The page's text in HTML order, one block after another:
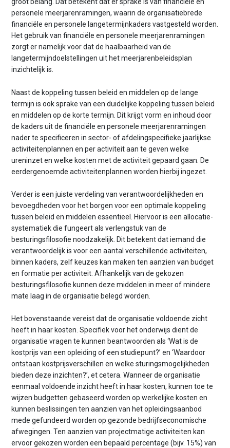
groot belang. Dat betekent dat er sprake is van financiële en
personele meerjarenramingen, waarin de organisatiebrede
financiële en personele langetermijnkaders vastgesteld worden.
Het gebruik van financiële en personele meerjarenramingen
zorgt er namelijk voor dat de haalbaarheid van de
langetermijndoelstellingen uit het meerjarenbeleidsplan
inzichtelijk is.
Naast de koppeling tussen beleid en middelen op de lange
termijn is ook sprake van een duidelijke koppeling tussen beleid
en middelen op de korte termijn. Dit krijgt vorm en inhoud door
de kaders uit de financiële en personele meerjarenramingen
nader te specificeren in sector- of afdelingspecifieke jaarlijkse
activiteitenplannen en per activiteit aan te geven welke
ureninzet en welke kosten met de activiteit gepaard gaan. De
eerdergenoemde activiteitenplannen worden hierbij ingezet.
Verder is een juiste verdeling van verantwoordelijkheden en
bevoegdheden voor het borgen voor een optimale koppeling
tussen beleid en middelen essentieel. Hiervoor is een allocatie-
systematiek die fungeert als verlengstuk van de
besturingsfilosofie noodzakelijk. Dit betekent dat iemand die
verantwoordelijk is voor een aantal verschillende activiteiten,
binnen kaders, zelf keuzes kan maken ten aanzien van budget
en formatie per activiteit. Afhankelijk van de gekozen
besturingsfilosofie kunnen deze middelen in meer of mindere
mate laag in de organisatie belegd worden.
Het bovenstaande vereist dat de organisatie voldoende zicht
heeft in haar kosten. Specifiek voor het onderwijs dient de
organisatie vragen te kunnen beantwoorden als ‘Wat is de
kostprijs van een opleiding of een studiepunt?’ en ‘Waardoor
ontstaan kostprijsverschillen en welke sturingsmogelijkheden
bieden deze inzichten?’, et cetera. Wanneer de organisatie
eenmaal voldoende inzicht heeft in haar kosten, kunnen toe te
wijzen budgetten gebaseerd worden op werkelijke kosten en
kunnen beslissingen ten aanzien van het opleidingsaanbod
mede gefundeerd worden op gezonde bedrijfseconomische
afwegingen. Ten aanzien van projectmatige activiteiten kan
ervoor gekozen worden een bepaald percentage (bijv. 15%) van